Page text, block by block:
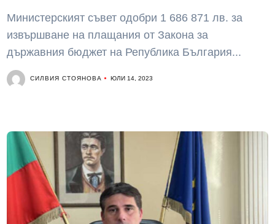
Министерският съвет одобри 1 686 871 лв. за
извършване на плащания от Закона за
държавния бюджет на Република България...
СИЛВИЯ СТОЯНОВА ЮЛИ 14, 2023